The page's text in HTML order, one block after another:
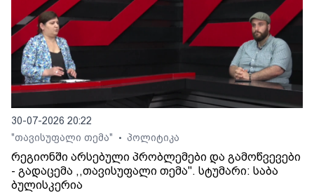
30-07-2026 20:22
"თავისუფალი თემა"
• პოლიტიკა
რეგიონში არსებული პრობლემები და გამოწვევები
- გადაცემა ,,თავისუფალი თემა". სტუმარი: საბა
ბულისკერია